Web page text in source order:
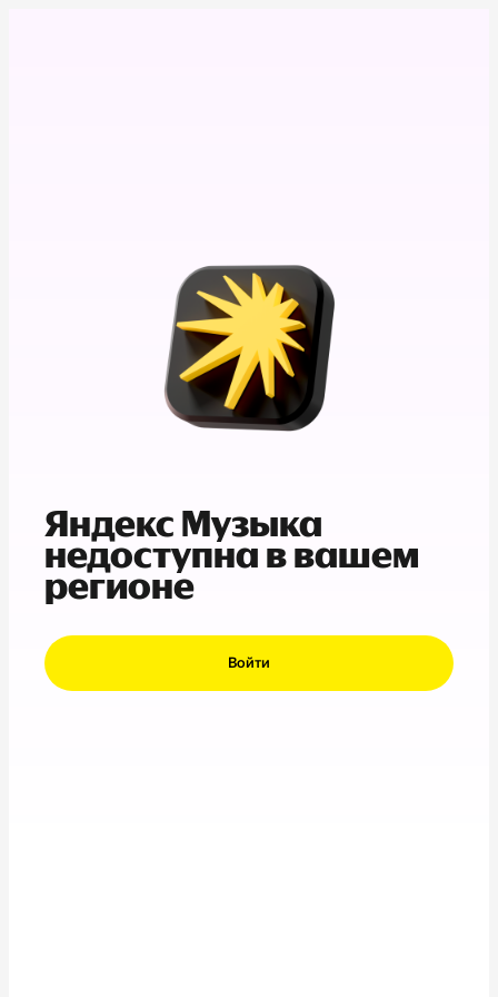
Яндекс Музыка
недоступна в вашем
регионе
Войти